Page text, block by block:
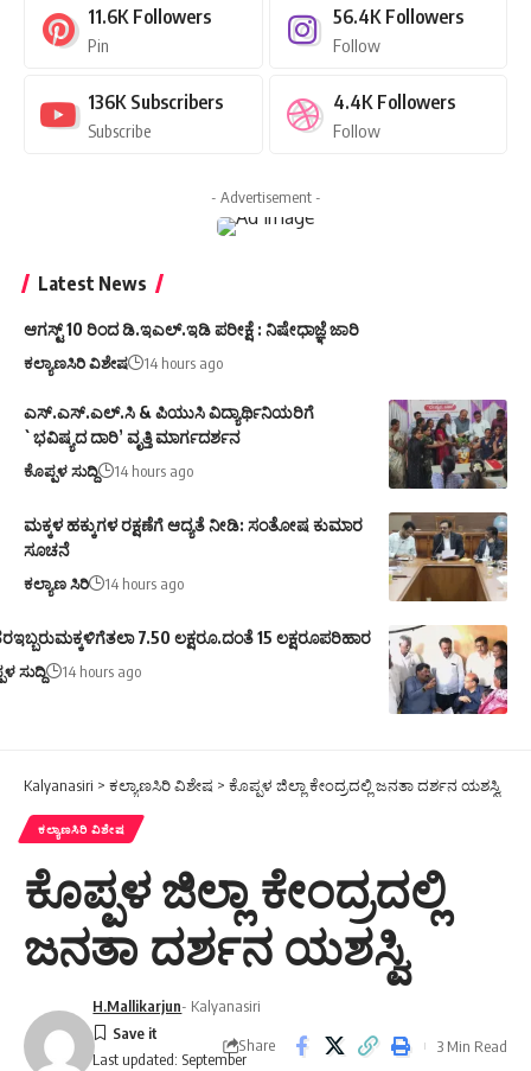
11.6K Followers
Pin
56.4K Followers
Follow
136K Subscribers
Subscribe
4.4K Followers
Follow
- Advertisement -
Latest News
ಆಗಸ್ಟ್ 10 ರಿಂದ ಡಿ.ಇಎಲ್.ಇಡಿ ಪರೀಕ್ಷೆ : ನಿಷೇಧಾಜ್ಞೆ ಜಾರಿ
ಕಲ್ಯಾಣಸಿರಿ ವಿಶೇಷ 14 hours ago
ಎಸ್.ಎಸ್.ಎಲ್.ಸಿ & ಪಿಯುಸಿ ವಿದ್ಯಾರ್ಥಿನಿಯರಿಗೆ
`ಭವಿಷ್ಯದ ದಾರಿ’ ವೃತ್ತಿ ಮಾರ್ಗದರ್ಶನ
ಕೊಪ್ಪಳ ಸುದ್ದಿ 14 hours ago
ಮಕ್ಕಳ ಹಕ್ಕುಗಳ ರಕ್ಷಣೆಗೆ ಆದ್ಯತೆ ನೀಡಿ: ಸಂತೋಷ ಕುಮಾರ
ಸೂಚನೆ
ಕಲ್ಯಾಣ ಸಿರಿ 14 hours ago
7.50 ಲಕ್ಷರೂ.ದಂತೆ 15 ಲಕ್ಷರೂಪರಿಹಾರ
ಸುದ್ದಿ 14 hours ago
Kalyanasiri > ಕಲ್ಯಾಣಸಿರಿ ವಿಶೇಷ > ಕೊಪ್ಪಳ ಜಿಲ್ಲಾ ಕೇಂದ್ರದಲ್ಲಿ ಜನತಾ ದರ್ಶನ ಯಶಸ್ವಿ
ಕಲ್ಯಾಣಸಿರಿ ವಿಶೇಷ
ಕೊಪ್ಪಳ ಜಿಲ್ಲಾ ಕೇಂದ್ರದಲ್ಲಿ
ಜನತಾ ದರ್ಶನ ಯಶಸ್ವಿ
Last updated: September
H.Mallikarjun- Kalyanasiri
Share 3 Min Read